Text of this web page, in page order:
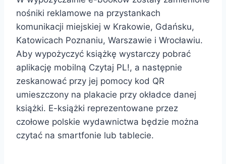
nośniki reklamowe na przystankach
komunikacji miejskiej w Krakowie, Gdańsku,
Katowicach Poznaniu, Warszawie i Wrocławiu.
Aby wypożyczyć książkę wystarczy pobrać
aplikację mobilną Czytaj PL!, a następnie
zeskanować przy jej pomocy kod QR
umieszczony na plakacie przy okładce danej
książki. E-książki reprezentowane przez
czołowe polskie wydawnictwa będzie można
czytać na smartfonie lub tablecie.